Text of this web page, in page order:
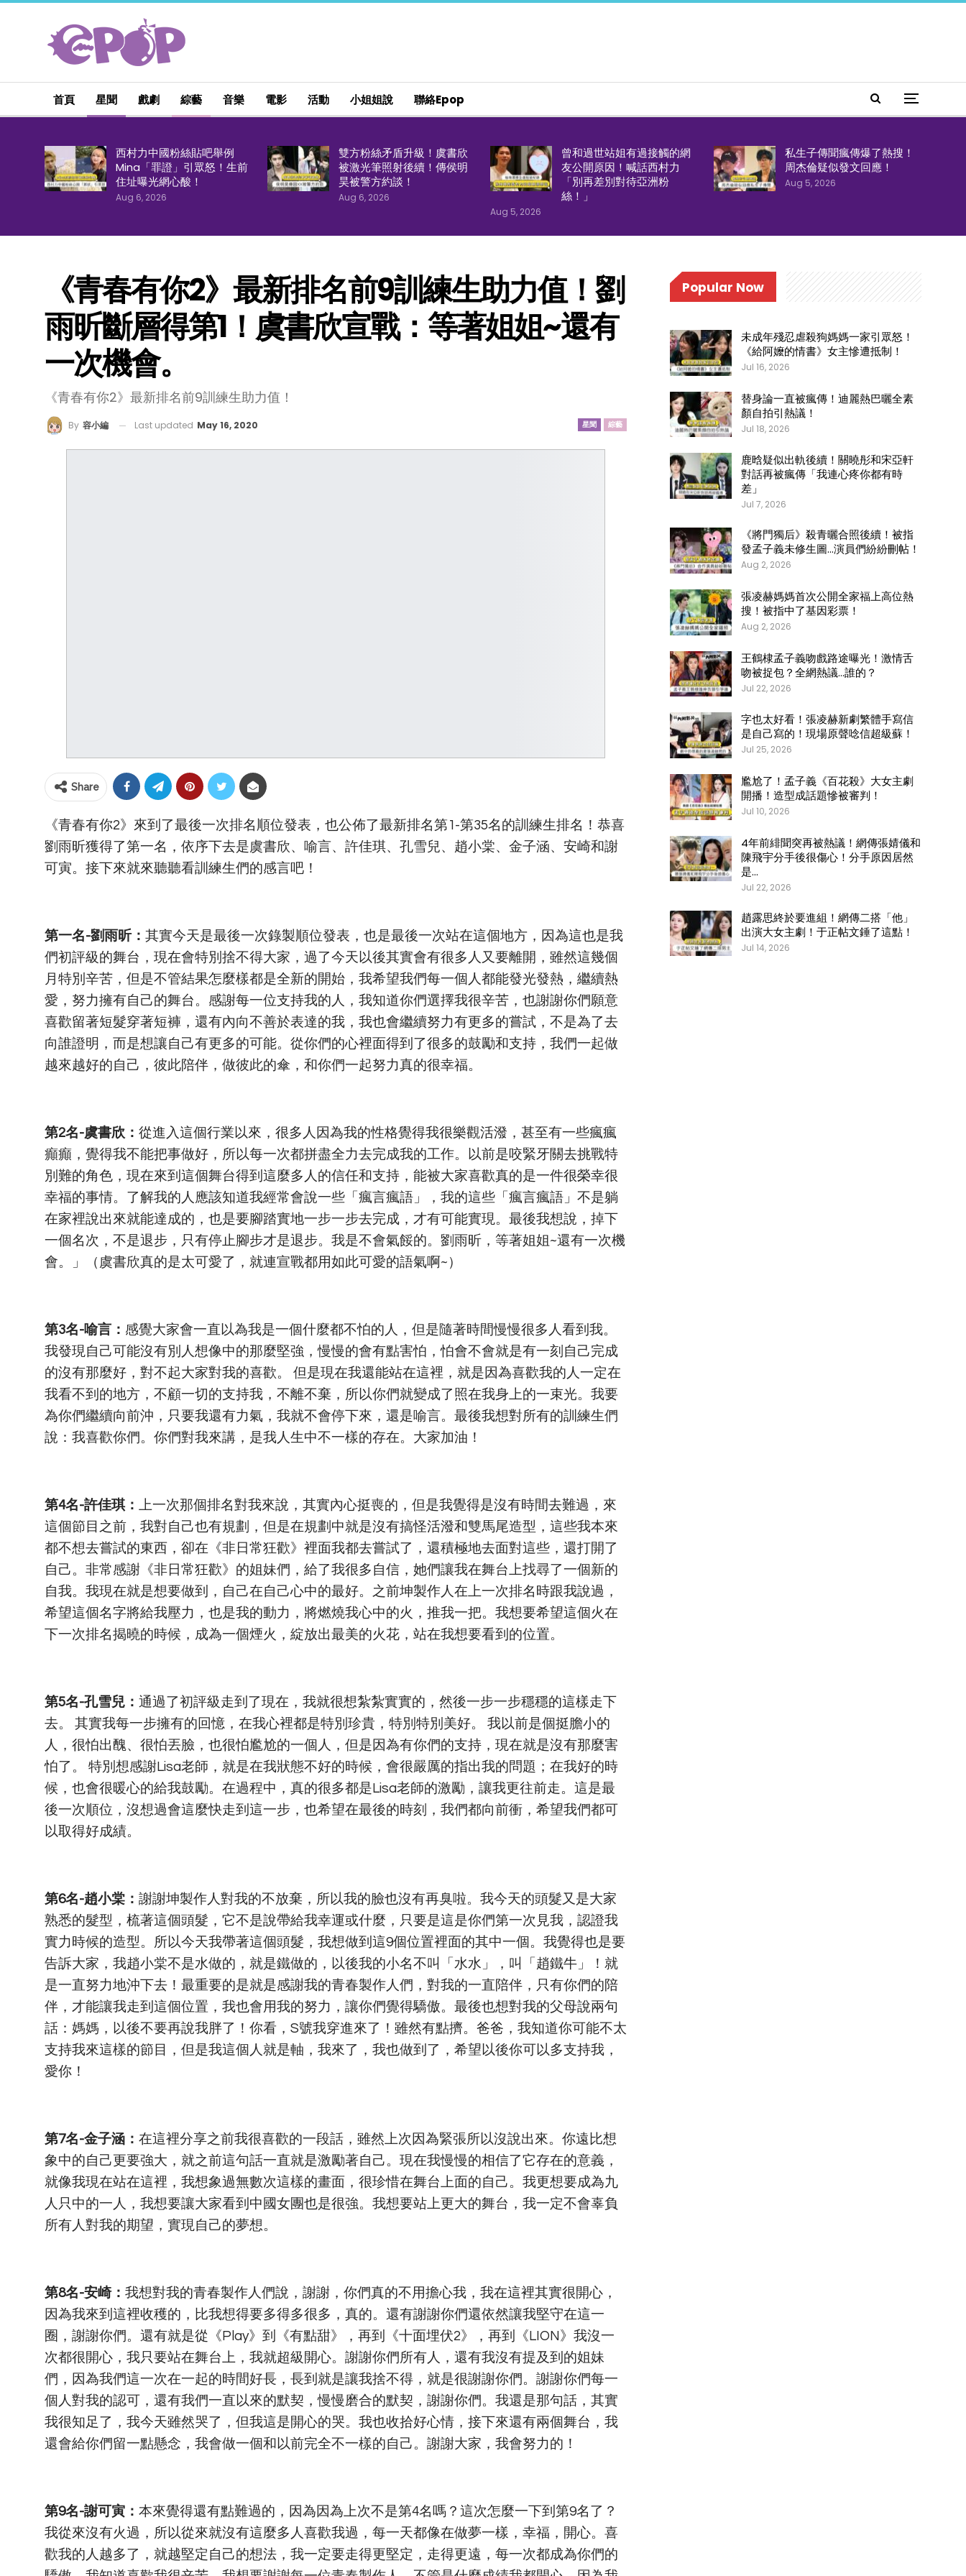
首頁 星聞 戲劇 綜藝 音樂 電影 活動 小姐姐說 聯絡epop
西村力中國粉絲貼吧舉例
Mina「罪證」引眾怒！生前
住址曝光網心酸！
Aug 6, 2026
雙方粉絲矛盾升級！虞書欣
被激光筆照射後續！傳侯明
昊被警方約談！
Aug 6, 2026
曾和過世站姐有過接觸的網
友公開原因！喊話西村力
「別再差別對待亞洲粉
絲！」
Aug 5, 2026
私生子傳聞瘋傳爆了熱搜！
周杰倫疑似發文回應！
Aug 5, 2026
《青春有你2》最新排名前9訓練生助力值！劉
雨昕斷層得第1！虞書欣宣戰：等著姐姐~還有
一次機會。
《青春有你2》最新排名前9訓練生助力值！
星聞 綜藝
By 容小編 Last updated May 16, 2020
Share
《青春有你2》來到了最後一次排名順位發表，也公佈了最新排名第1-第35名的訓練生排名！恭喜
劉雨昕獲得了第一名，依序下去是虞書欣、喻言、許佳琪、孔雪兒、趙小棠、金子涵、安崎和謝
可寅。接下來就來聽聽看訓練生們的感言吧！
第一名-劉雨昕： 其實今天是最後一次錄製順位發表，也是最後一次站在這個地方，因為這也是我
們初評級的舞台，現在會特別捨不得大家，過了今天以後其實會有很多人又要離開，雖然這幾個
月特別辛苦，但是不管結果怎麼樣都是全新的開始，我希望我們每一個人都能發光發熱，繼續熱
愛，努力擁有自己的舞台。感謝每一位支持我的人，我知道你們選擇我很辛苦，也謝謝你們願意
喜歡留著短髮穿著短褲，還有內向不善於表達的我，我也會繼續努力有更多的嘗試，不是為了去
向誰證明，而是想讓自己有更多的可能。從你們的心裡面得到了很多的鼓勵和支持，我們一起做
越來越好的自己，彼此陪伴，做彼此的傘，和你們一起努力真的很幸福。
第2名-虞書欣： 從進入這個行業以來，很多人因為我的性格覺得我很樂觀活潑，甚至有一些瘋瘋
癲癲，覺得我不能把事做好，所以每一次都拼盡全力去完成我的工作。以前是咬緊牙關去挑戰特
別難的角色，現在來到這個舞台得到這麼多人的信任和支持，能被大家喜歡真的是一件很榮幸很
幸福的事情。了解我的人應該知道我經常會說一些「瘋言瘋語」，我的這些「瘋言瘋語」不是躺
在家裡說出來就能達成的，也是要腳踏實地一步一步去完成，才有可能實現。最後我想說，掉下
一個名次，不是退步，只有停止腳步才是退步。我是不會氣餒的。劉雨昕，等著姐姐~還有一次機
會。」（虞書欣真的是太可愛了，就連宣戰都用如此可愛的語氣啊~）
第3名-喻言： 感覺大家會一直以為我是一個什麼都不怕的人，但是隨著時間慢慢很多人看到我。
我發現自己可能沒有別人想像中的那麼堅強，慢慢的會有點害怕，怕會不會就是有一刻自己完成
的沒有那麼好，對不起大家對我的喜歡。 但是現在我還能站在這裡，就是因為喜歡我的人一定在
我看不到的地方，不顧一切的支持我，不離不棄，所以你們就變成了照在我身上的一束光。我要
為你們繼續向前沖，只要我還有力氣，我就不會停下來，還是喻言。最後我想對所有的訓練生們
說：我喜歡你們。你們對我來講，是我人生中不一樣的存在。大家加油！
第4名-許佳琪： 上一次那個排名對我來說，其實內心挺喪的，但是我覺得是沒有時間去難過，來
這個節目之前，我對自己也有規劃，但是在規劃中就是沒有搞怪活潑和雙馬尾造型，這些我本來
都不想去嘗試的東西，卻在《非日常狂歡》裡面我都去嘗試了，還積極地去面對這些，還打開了
自己。非常感謝《非日常狂歡》的姐妹們，給了我很多自信，她們讓我在舞台上找尋了一個新的
自我。我現在就是想要做到，自己在自己心中的最好。之前坤製作人在上一次排名時跟我說過，
希望這個名字將給我壓力，也是我的動力，將燃燒我心中的火，推我一把。我想要希望這個火在
下一次排名揭曉的時候，成為一個煙火，綻放出最美的火花，站在我想要看到的位置。
第5名-孔雪兒： 通過了初評級走到了現在，我就很想紮紮實實的，然後一步一步穩穩的這樣走下
去。 其實我每一步擁有的回憶，在我心裡都是特別珍貴，特別特別美好。 我以前是個挺膽小的
人，很怕出醜、很怕丟臉，也很怕尷尬的一個人，但是因為有你們的支持，現在就是沒有那麼害
怕了。 特別想感謝Lisa老師，就是在我狀態不好的時候，會很嚴厲的指出我的問題；在我好的時
候，也會很暖心的給我鼓勵。在過程中，真的很多都是Lisa老師的激勵，讓我更往前走。這是最
後一次順位，沒想過會這麼快走到這一步，也希望在最後的時刻，我們都向前衝，希望我們都可
以取得好成績。
第6名-趙小棠： 謝謝坤製作人對我的不放棄，所以我的臉也沒有再臭啦。我今天的頭髮又是大家
熟悉的髮型，梳著這個頭髮，它不是說帶給我幸運或什麼，只要是這是你們第一次見我，認證我
實力時候的造型。所以今天我帶著這個頭髮，我想做到這9個位置裡面的其中一個。我覺得也是要
告訴大家，我趙小棠不是水做的，就是鐵做的，以後我的小名不叫「水水」，叫「趙鐵牛」！就
是一直努力地沖下去！最重要的是就是感謝我的青春製作人們，對我的一直陪伴，只有你們的陪
伴，才能讓我走到這個位置，我也會用我的努力，讓你們覺得驕傲。最後也想對我的父母說兩句
話：媽媽，以後不要再說我胖了！你看，S號我穿進來了！雖然有點擠。爸爸，我知道你可能不太
支持我來這樣的節目，但是我這個人就是軸，我來了，我也做到了，希望以後你可以多支持我，
愛你！
第7名-金子涵： 在這裡分享之前我很喜歡的一段話，雖然上次因為緊張所以沒說出來。你遠比想
象中的自己更要強大，就之前這句話一直就是激勵著自己。現在我慢慢的相信了它存在的意義，
就像我現在站在這裡，我想象過無數次這樣的畫面，很珍惜在舞台上面的自己。我更想要成為九
人只中的一人，我想要讓大家看到中國女團也是很強。我想要站上更大的舞台，我一定不會辜負
所有人對我的期望，實現自己的夢想。
第8名-安崎： 我想對我的青春製作人們說，謝謝，你們真的不用擔心我，我在這裡其實很開心，
因為我來到這裡收穫的，比我想得要多得多很多，真的。還有謝謝你們還依然讓我堅守在這一
圈，謝謝你們。還有就是從《Play》到《有點甜》，再到《十面埋伏2》，再到《LION》我沒一
次都很開心，我只要站在舞台上，我就超級開心。謝謝你們所有人，還有我沒有提及到的姐妹
們，因為我們這一次在一起的時間好長，長到就是讓我捨不得，就是很謝謝你們。謝謝你們每一
個人對我的認可，還有我們一直以來的默契，慢慢磨合的默契，謝謝你們。我還是那句話，其實
我很知足了，我今天雖然哭了，但我這是開心的哭。我也收拾好心情，接下來還有兩個舞台，我
還會給你們留一點懸念，我會做一個和以前完全不一樣的自己。謝謝大家，我會努力的！
第9名-謝可寅： 本來覺得還有點難過的，因為因為上次不是第4名嗎？這次怎麼一下到第9名了？
我從來沒有火過，所以從來就沒有這麼多人喜歡我過，每一天都像在做夢一樣，幸福，開心。喜
歡我的人越多了，就越堅定自己的想法，我一定要走得更堅定，走得更遠，每一次都成為你們的
Popular Now
未成年殘忍虐殺狗媽媽一家引眾怒！
《給阿嬤的情書》女主慘遭抵制！
Jul 16, 2026
替身論一直被瘋傳！迪麗熱巴曬全素
顏自拍引熱議！
Jul 18, 2026
鹿晗疑似出軌後續！關曉彤和宋亞軒
對話再被瘋傳「我連心疼你都有時
差」
Jul 7, 2026
《將門獨后》殺青曬合照後續！被指
發孟子義未修生圖…演員們紛紛刪帖！
Aug 2, 2026
張凌赫媽媽首次公開全家福上高位熱
搜！被指中了基因彩票！
Aug 2, 2026
王鶴棣孟子義吻戲路途曝光！激情舌
吻被捉包？全網熱議…誰的？
Jul 22, 2026
字也太好看！張凌赫新劇繁體手寫信
是自己寫的！現場原聲唸信超級蘇！
Jul 25, 2026
尷尬了！孟子義《百花殺》大女主劇
開播！造型成話題慘被審判！
Jul 10, 2026
4年前緋聞突再被熱議！網傳張婧儀和
陳飛宇分手後很傷心！分手原因居然
是…
Jul 22, 2026
趙露思終於要進組！網傳二搭「他」
出演大女主劇！于正帖文錘了這點！
Jul 14, 2026